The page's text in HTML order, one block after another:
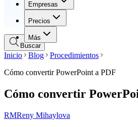
Empresas
Precios
Más
Empresas
Precios
Buscar
Inicio Blog
Procedimientos
Cómo convertir PowerPoint a PDF
Cómo convertir
RMReny Mihaylova